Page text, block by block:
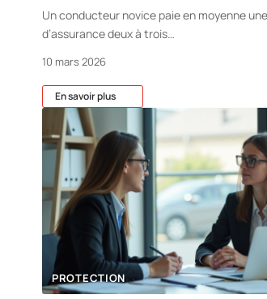
Un conducteur novice paie en moyenne
d’assurance deux à trois…
10 mars 2026
En savoir plus
PROTECTION